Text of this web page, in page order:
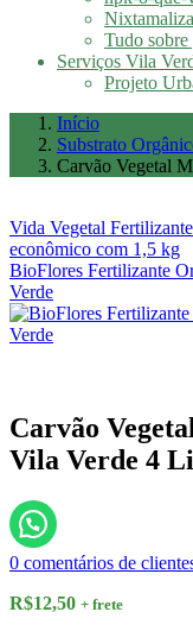
Tudo sobre
Serviços Vila
Projeto
Início
Substrato
Carvão Vegetal
Vida Vegetal
econômico com 1,5 kg
BioFlores Fertilizante
Verde
Carvão
Vila Verde 4
0 comentários de
R$12,50 + frete